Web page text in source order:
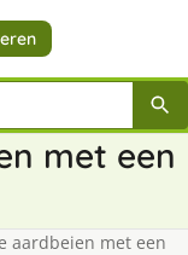
met een
aardbeien met een